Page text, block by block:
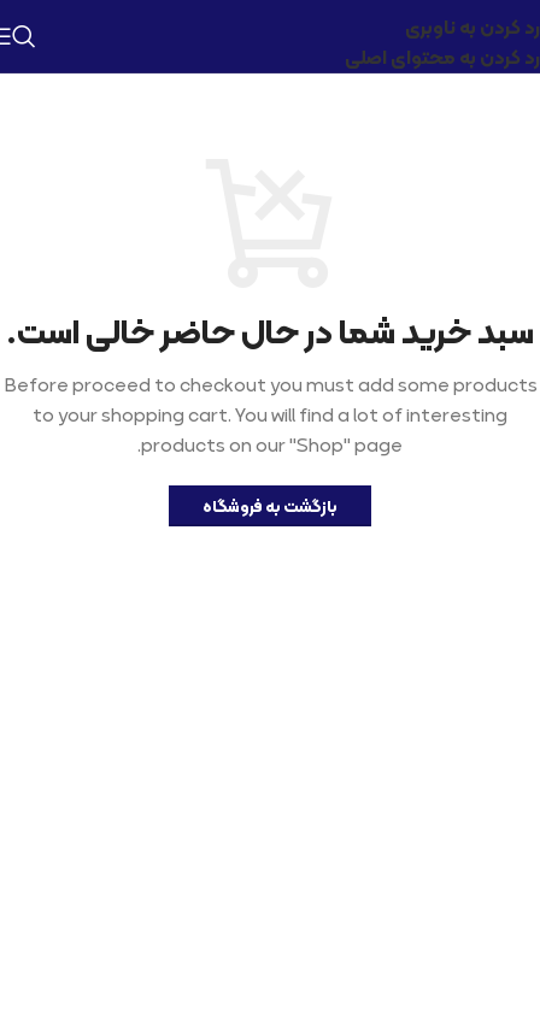
رد کردن به ناوبری
رد کردن به محتوای اصلی
سبد خرید شما در حال حاضر خالی است.
Before proceed to checkout you must add some products
to your shopping cart. You will find a lot of interesting
products on our "Shop" page.
بازگشت به فروشگاه